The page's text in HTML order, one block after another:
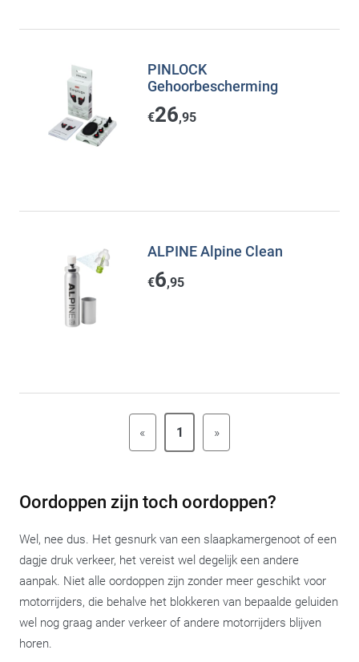
PINLOCK
Gehoorbescherming
€26,95
ALPINE Alpine Clean
€6,95
« 1 »
Oordoppen zijn toch oordoppen?
Wel, nee dus. Het gesnurk van een slaapkamergenoot of een
dagje druk verkeer, het vereist wel degelijk een andere
aanpak. Niet alle oordoppen zijn zonder meer geschikt voor
motorrijders, die behalve het blokkeren van bepaalde geluiden
wel nog graag ander verkeer of andere motorrijders blijven
horen.